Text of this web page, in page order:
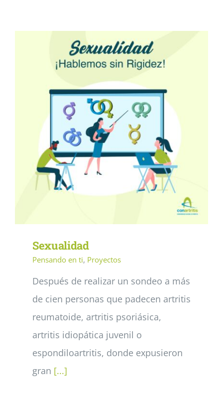
Sexualidad
Pensando en ti, Proyectos
Después de realizar un sondeo a más
de cien personas que padecen artritis
reumatoide, artritis psoriásica,
artritis idiopática juvenil o
espondiloartritis, donde expusieron
gran [...]